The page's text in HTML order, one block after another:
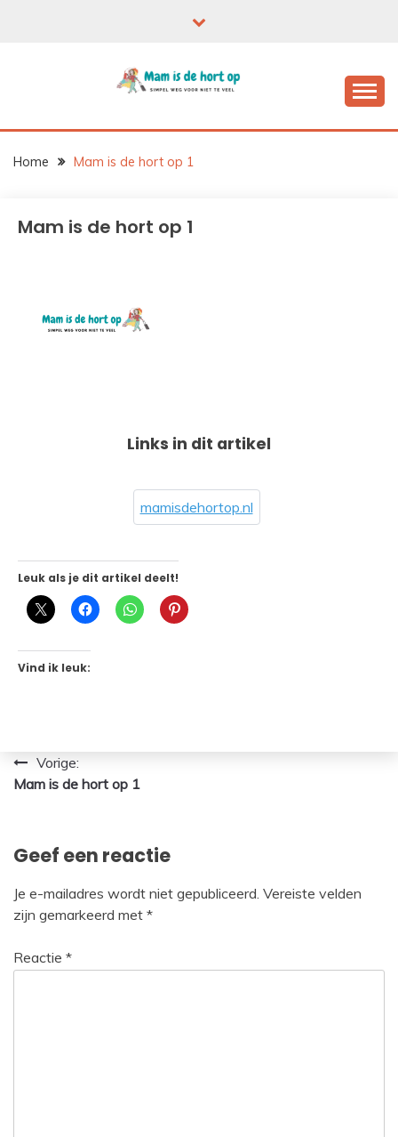
Home Mam is de hort op 1
Mam is de hort op 1
Links in dit artikel
mamisdehortop.nl
Leuk als je dit artikel deelt!
Vind ik leuk:
Bericht
navigatie
Vorige:
Mam is de hort op 1
Geef een reactie
Je e-mailadres wordt niet gepubliceerd. Vereiste velden
zijn gemarkeerd met *
Reactie *